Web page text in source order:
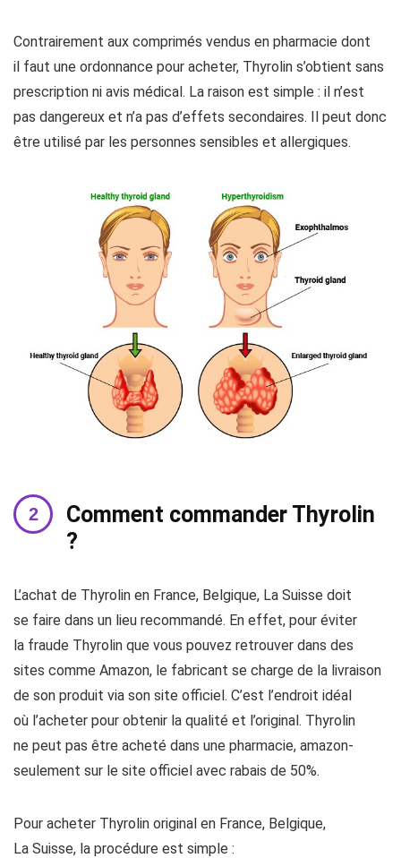
Contrairement aux comprimés vendus en pharmacie dont
il faut une ordonnance pour acheter, Thyrolin s’obtient sans
prescription ni avis médical. La raison est simple : il n’est
pas dangereux et n’a pas d’effets secondaires. Il peut donc
être utilisé par les personnes sensibles et allergiques.
Comment commander Thyrolin
?
L’achat de Thyrolin en France, Belgique, La Suisse doit
se faire dans un lieu recommandé. En effet, pour éviter
la fraude Thyrolin que vous pouvez retrouver dans des
sites comme Amazon, le fabricant se charge de la livraison
de son produit via son site officiel. C’est l’endroit idéal
où l’acheter pour obtenir la qualité et l’original. Thyrolin
ne peut pas être acheté dans une pharmacie, amazon-
seulement sur le site officiel avec rabais de 50%.
Pour acheter Thyrolin original en France, Belgique,
La Suisse, la procédure est simple :